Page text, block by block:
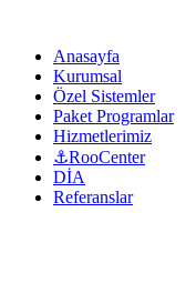
Anasayfa
Kurumsal
Özel Sistemler
Paket Programlar
Hizmetlerimiz
⚓RooCenter
DİA
Referanslar